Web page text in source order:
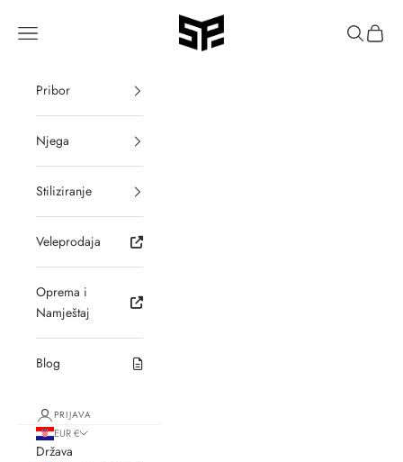
SALON PREMIUM
Translation missing: hr-HR.header.general.menu Pretraži
Pribor
Njega
Stiliziranje
Veleprodaja
Oprema i
Namještaj
Blog
PRIJAVA
EUR €
Država